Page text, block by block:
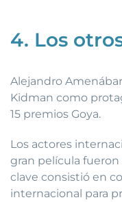
4. Los
Alejandro
Kidman como
15 premios Goya.
Los actores
gran película fueron
clave consistió en
internacional para